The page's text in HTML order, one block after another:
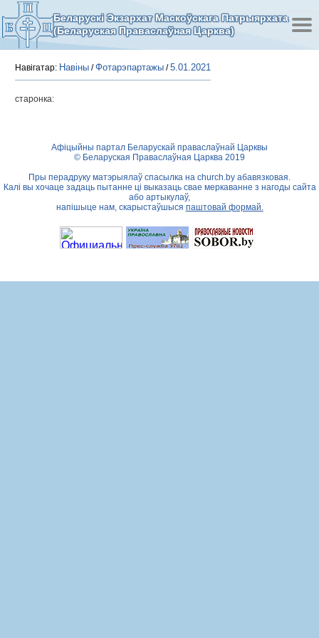
Беларускі Экзархат Маскоўскага Патрыярхата
(Беларуская Праваслаўная Царква)
Навігатар: Навіны /Фотарэпартажы /5.01.2021
старонка:
Афіцыйны партал Беларускай праваслаўнай Царквы
© Беларуская Праваслаўная Царква 2019
Пры перадруку матэрыялаў спасылка на church.by абавязковая.
Калі вы хочаце задаць пытанне ці выказаць свае меркаванне з нагоды сайта
або артыкулаў,
напішыце нам, скарыстаўшыся паштовай формай.